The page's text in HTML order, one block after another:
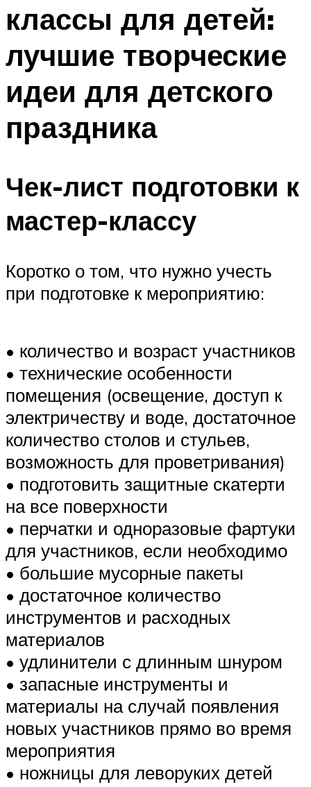
Меню
классы для детей:
лучшие творческие
идеи для детского
праздника
Чек-лист подготовки к
мастер-классу
Коротко о том, что нужно учесть
при подготовке к мероприятию:
• количество и возраст участников
• технические особенности
помещения (освещение, доступ к
электричеству и воде, достаточное
количество столов и стульев,
возможность для проветривания)
• подготовить защитные скатерти
на все поверхности
• перчатки и одноразовые фартуки
для участников, если необходимо
• большие мусорные пакеты
• достаточное количество
инструментов и расходных
материалов
• удлинители с длинным шнуром
• запасные инструменты и
материалы на случай появления
новых участников прямо во время
мероприятия
• ножницы для леворуких детей